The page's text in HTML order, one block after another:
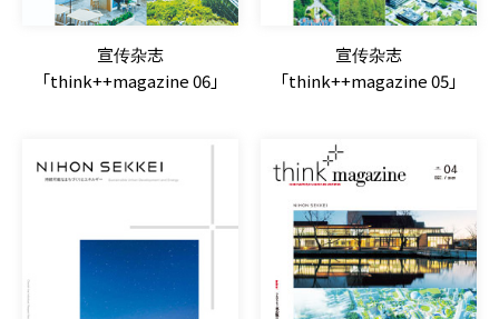
宣传杂志
「think++magazine 06」
宣传杂志
「think++magazine 05」